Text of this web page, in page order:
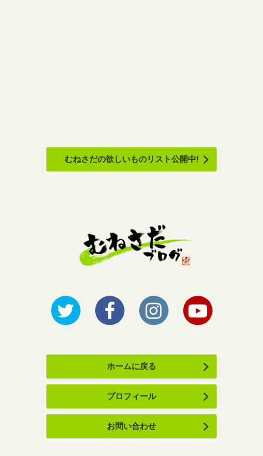
むねさだの欲しいものリスト公開中!
ホームに戻る
プロフィール
お問い合わせ